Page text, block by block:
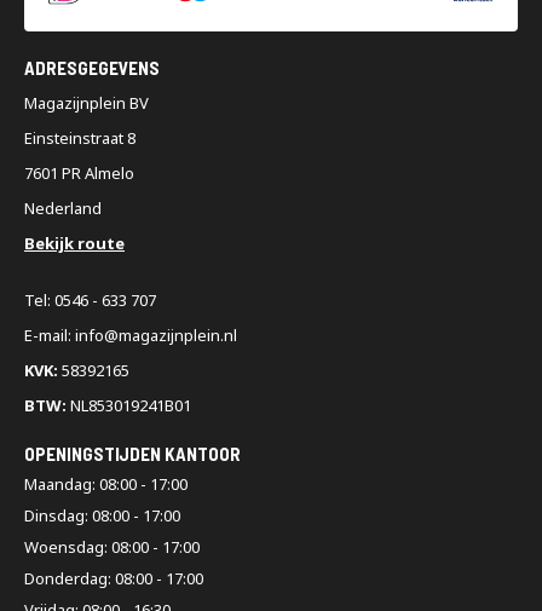
ADRESGEGEVENS
Magazijnplein BV
Einsteinstraat 8
7601 PR Almelo
Nederland
Bekijk route
Tel: 0546 - 633 707
E-mail: info@magazijnplein.nl
KVK: 58392165
BTW: NL853019241B01
OPENINGSTIJDEN KANTOOR
Maandag: 08:00 - 17:00
Dinsdag: 08:00 - 17:00
Woensdag: 08:00 - 17:00
Donderdag: 08:00 - 17:00